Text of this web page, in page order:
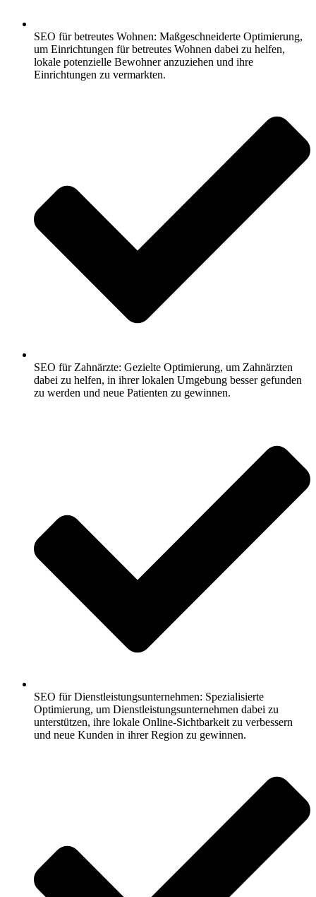
SEO für betreutes Wohnen: Maßgeschneiderte Optimierung,
um Einrichtungen für betreutes Wohnen dabei zu helfen,
lokale potenzielle Bewohner anzuziehen und ihre
Einrichtungen zu vermarkten.
SEO für Zahnärzte: Gezielte Optimierung, um Zahnärzten
dabei zu helfen, in ihrer lokalen Umgebung besser gefunden
zu werden und neue Patienten zu gewinnen.
SEO für Dienstleistungsunternehmen: Spezialisierte
Optimierung, um Dienstleistungsunternehmen dabei zu
unterstützen, ihre lokale Online-Sichtbarkeit zu verbessern
und neue Kunden in ihrer Region zu gewinnen.